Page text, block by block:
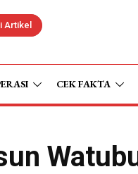
Artikel
CEK FAKTA